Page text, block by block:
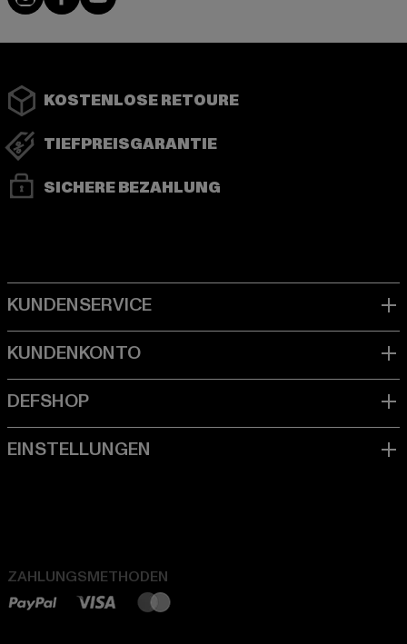
KOSTENLOSE RETOURE
TIEFPREISGARANTIE
SICHERE BEZAHLUNG
ZAHLUNGSMETHODEN